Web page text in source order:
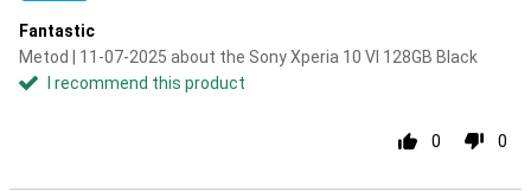
Fantastic
Metod | 11-07-2025 about the Sony Xperia 10 VI 128GB Black
I recommend this product
0 0